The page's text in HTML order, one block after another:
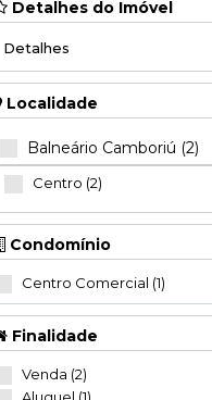
Localidade
Balneário Camboriú (2)
Centro (2)
Finalidade
Venda (2)
Condomínio
Centro Comercial (1)
Detalhes do Imóvel
Detalhes